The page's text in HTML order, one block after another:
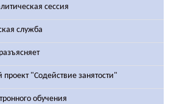
сессия
служба
"Содействие занятости"
обучения